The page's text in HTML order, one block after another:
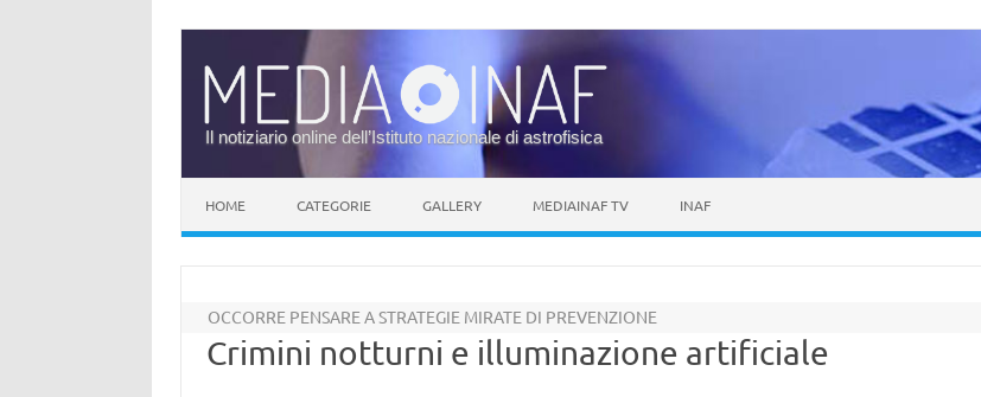
Il notiziario online dell’Istituto nazionale di astrofisica
HOME CATEGORIE GALLERY MEDIAINAF TV INAF
OCCORRE PENSARE A STRATEGIE MIRATE DI PREVENZIONE
Crimini notturni e illuminazione artificiale